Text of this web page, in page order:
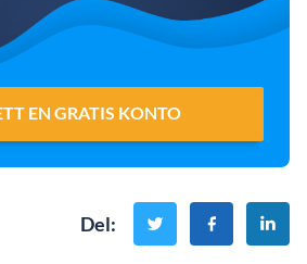
EN GRATIS KONTO
Del: